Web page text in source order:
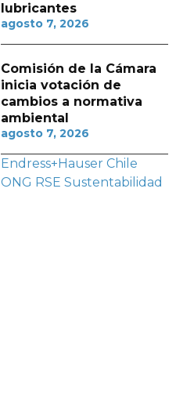
lubricantes
agosto 7, 2026
Comisión de la Cámara
inicia votación de
cambios a normativa
ambiental
agosto 7, 2026
Endress+Hauser Chile
ONG RSE Sustentabilidad